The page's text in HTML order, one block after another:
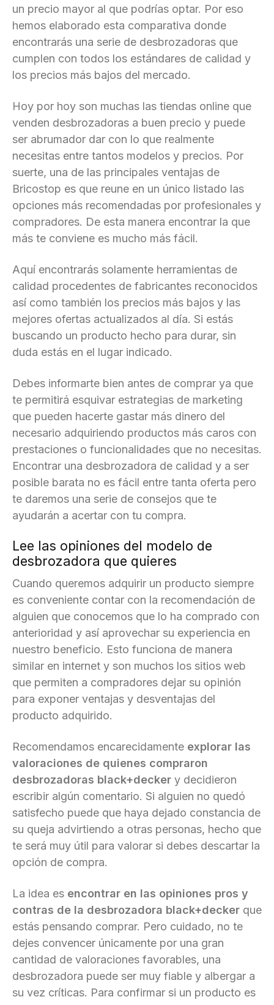
un precio mayor al que podrías optar. Por eso
hemos elaborado esta comparativa donde
encontrarás una serie de desbrozadoras que
cumplen con todos los estándares de calidad y
los precios más bajos del mercado.
Hoy por hoy son muchas las tiendas online que
venden desbrozadoras a buen precio y puede
ser abrumador dar con lo que realmente
necesitas entre tantos modelos y precios. Por
suerte, una de las principales ventajas de
Bricostop es que reune en un único listado las
opciones más recomendadas por profesionales y
compradores. De esta manera encontrar la que
más te conviene es mucho más fácil.
Aquí encontrarás solamente herramientas de
calidad procedentes de fabricantes reconocidos
así como también los precios más bajos y las
mejores ofertas actualizados al día. Si estás
buscando un producto hecho para durar, sin
duda estás en el lugar indicado.
Debes informarte bien antes de comprar ya que
te permitirá esquivar estrategias de marketing
que pueden hacerte gastar más dinero del
necesario adquiriendo productos más caros con
prestaciones o funcionalidades que no necesitas.
Encontrar una desbrozadora de calidad y a ser
posible barata no es fácil entre tanta oferta pero
te daremos una serie de consejos que te
ayudarán a acertar con tu compra.
Lee las opiniones del modelo de
desbrozadora que quieres
Cuando queremos adquirir un producto siempre
es conveniente contar con la recomendación de
alguien que conocemos que lo ha comprado con
anterioridad y así aprovechar su experiencia en
nuestro beneficio. Esto funciona de manera
similar en internet y son muchos los sitios web
que permiten a compradores dejar su opinión
para exponer ventajas y desventajas del
producto adquirido.
Recomendamos encarecidamente explorar las
valoraciones de quienes compraron
desbrozadoras black+decker y decidieron
escribir algún comentario. Si alguien no quedó
satisfecho puede que haya dejado constancia de
su queja advirtiendo a otras personas, hecho que
te será muy útil para valorar si debes descartar la
opción de compra.
La idea es encontrar en las opiniones pros y
contras de la desbrozadora black+decker que
estás pensando comprar. Pero cuidado, no te
dejes convencer únicamente por una gran
cantidad de valoraciones favorables, una
desbrozadora puede ser muy fiable y albergar a
su vez críticas. Para confirmar si un producto es